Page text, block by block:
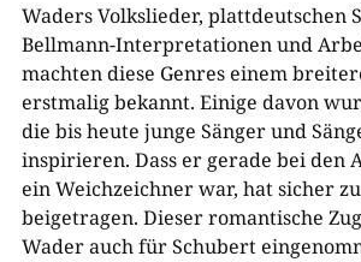
Waders Volkslieder, plattdeutschen
Bellmann-Interpretationen und
machten diese Genres einem
erstmalig bekannt. Einige davon
die bis heute junge Sänger und
inspirieren. Dass er gerade bei den
ein Weichzeichner war, hat sicher
beigetragen. Dieser romantische
Wader auch für Schubert